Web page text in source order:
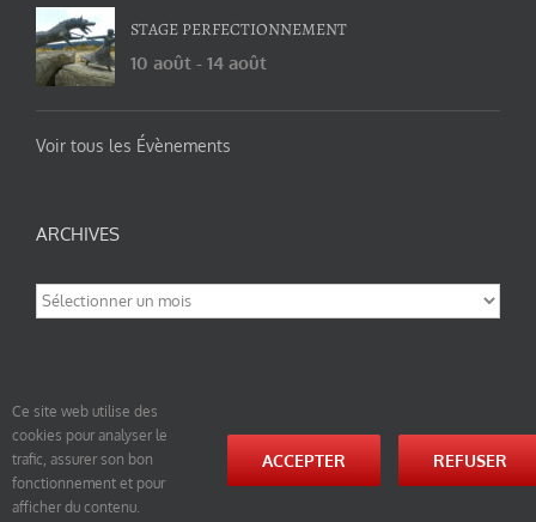
STAGE PERFECTIONNEMENT
10 août - 14 août
Voir tous les Évènements
ARCHIVES
Archives
© tao-yin.co © TAO-YIN.fr Georges Charles, Hormis les pages https://tao-yin.fr/georges-charles/
et https://tao-yin.fr/san-yiquan-le-poing-des-trois-harmonies/ sous licence Creative Commons
Paternité-Partage des Conditions Initiales à l’Identique 3.0 Unported (photos de ces pages non
Ce site web utilise des
cookies pour analyser le
trafic, assurer son bon
fonctionnement et pour
afficher du contenu.
ACCEPTER REFUSER